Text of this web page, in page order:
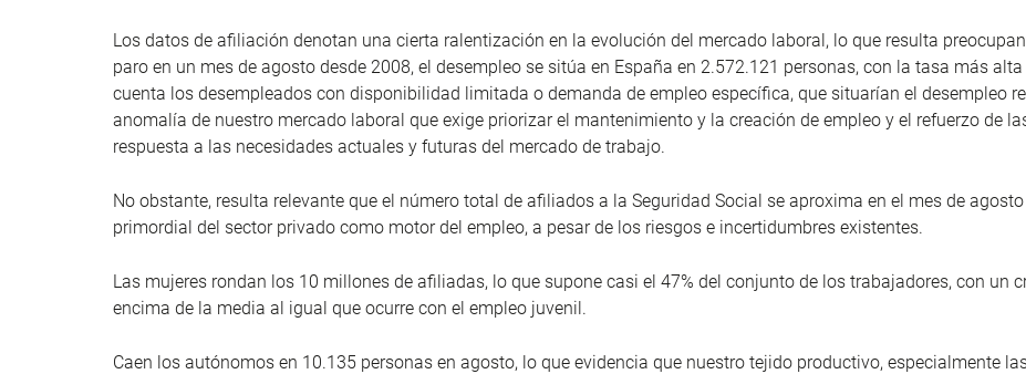
Los datos de afiliación denotan una cierta ralentización en la evolución del mercado laboral, lo que resulta
paro en un mes de agosto desde 2008, el desempleo se sitúa en España en 2.572.121 personas, con la tasa más
cuenta los desempleados con disponibilidad limitada o demanda de empleo específica, que situarían el desempleo
anomalía de nuestro mercado laboral que exige priorizar el mantenimiento y la creación de empleo y el refuerzo de
respuesta a las necesidades actuales y futuras del mercado de trabajo.
No obstante, resulta relevante que el número total de afiliados a la Seguridad Social se aproxima en el mes de
primordial del sector privado como motor del empleo, a pesar de los riesgos e incertidumbres existentes.
Las mujeres rondan los 10 millones de afiliadas, lo que supone casi el 47% del conjunto de los trabajadores, con un
encima de la media al igual que ocurre con el empleo juvenil.
Caen los autónomos en 10.135 personas en agosto, lo que evidencia que nuestro tejido productivo, especialmente